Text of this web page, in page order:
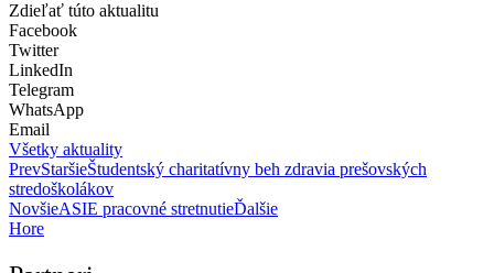
Zdieľať túto aktualitu
Facebook
Twitter
LinkedIn
Telegram
WhatsApp
Email
Všetky aktuality
PrevStaršieŠtudentský charitatívny beh zdravia prešovských
stredoškolákov
NovšieASIE pracovné stretnutieĎalšie
Hore